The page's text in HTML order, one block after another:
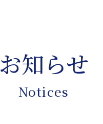
お知らせ
Notices